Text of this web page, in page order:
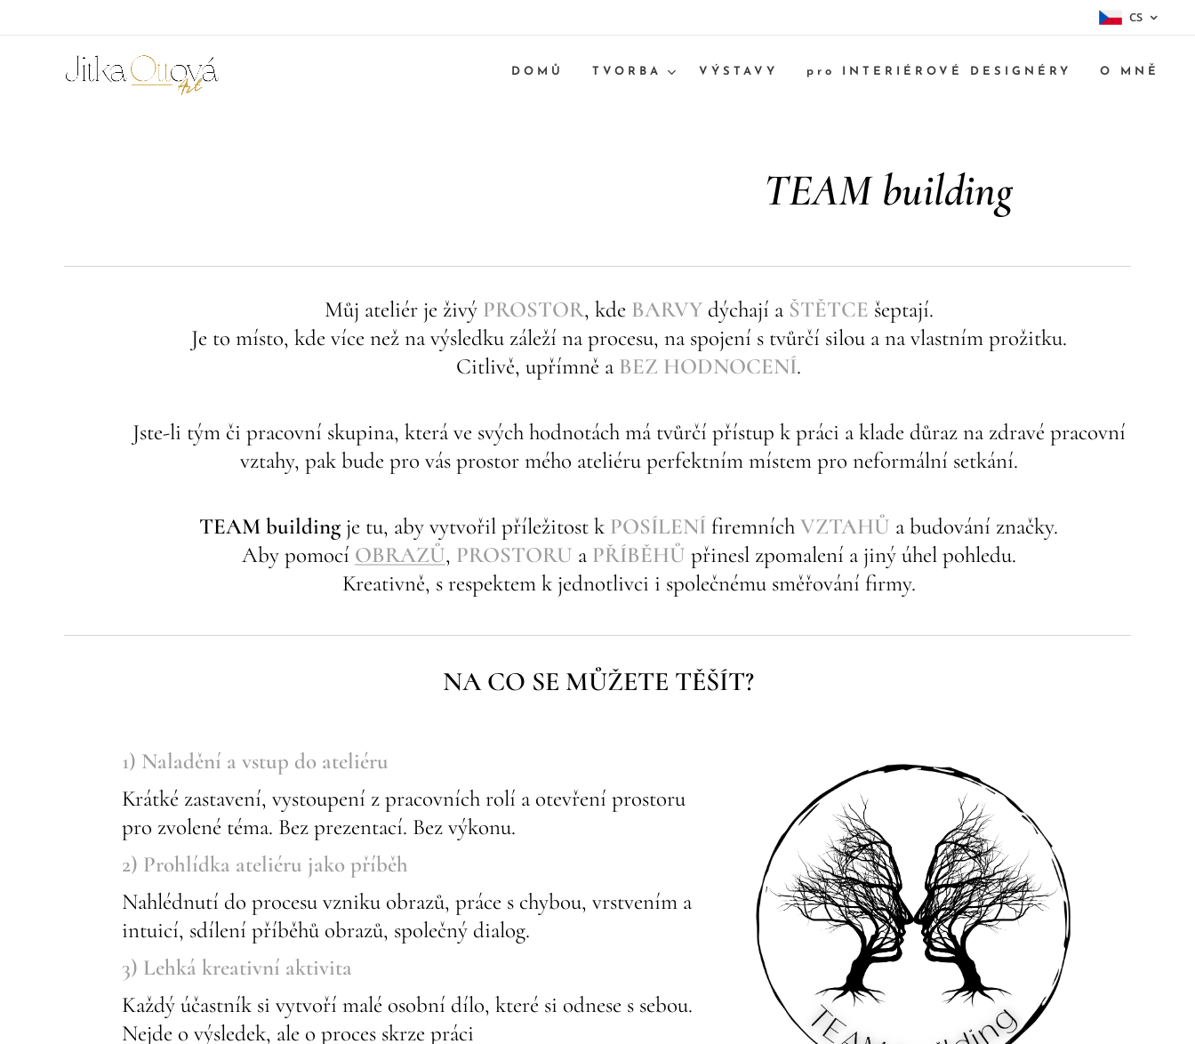
CS
DOMŮ TVORBA VÝSTAVY pro INTERIÉROVÉ DESIGNÉRY O MNĚ
TEAM building
Můj ateliér je živý PROSTOR, kde BARVYdýchají a ŠTĚTCE šeptají.
Je to místo, kde více než na výsledku záleží na procesu, na spojení s tvůrčí silou a na vlastním prožitku.
Citlivě, upřímně a BEZ HODNOCENÍ.
Jste-li tým či pracovní skupina, která ve svých hodnotách má tvůrčí přístup k práci a klade důraz na zdravé pracovní
vztahy, pak bude pro vás prostor mého ateliéru perfektním místem pro neformální setkání.
TEAM buildingje tu, aby vytvořil příležitost k POSÍLENÍ firemníchVZTAHŮ a budování značky.
Aby pomocí OBRAZŮ, PROSTORU a PŘÍBĚHŮ přinesl zpomalení a jiný úhel pohledu.
Kreativně, s respektem k jednotlivci i společnému směřování firmy.
NA CO SE MŮŽETE TĚŠÍT?
1) Naladění a vstup do ateliéru
Krátké zastavení, vystoupení z pracovních rolí a otevření prostoru
pro zvolené téma. Bez prezentací. Bez výkonu.
2) Prohlídka ateliéru jako příběh
Nahlédnutí do procesu vzniku obrazů, práce s chybou, vrstvením a
intuicí, sdílení příběhů obrazů, společný dialog.
3) Lehká kreativní aktivita
Každý účastník si vytvoří malé osobní dílo, které si odnese s sebou.
Nejde o výsledek, ale o proces skrze práci